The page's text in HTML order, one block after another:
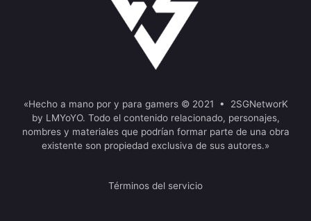
«Hecho a mano por y para gamers © 2021 • 2SGNetworK
by LMYoYO. Todo el contenido relacionado, personajes,
nombres y materiales que podrían formar parte de una obra
existente son propiedad exclusiva de sus autores.»
Términos del servicio